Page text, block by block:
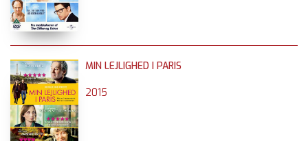
MIN LEJLIGHED I PARIS
2015